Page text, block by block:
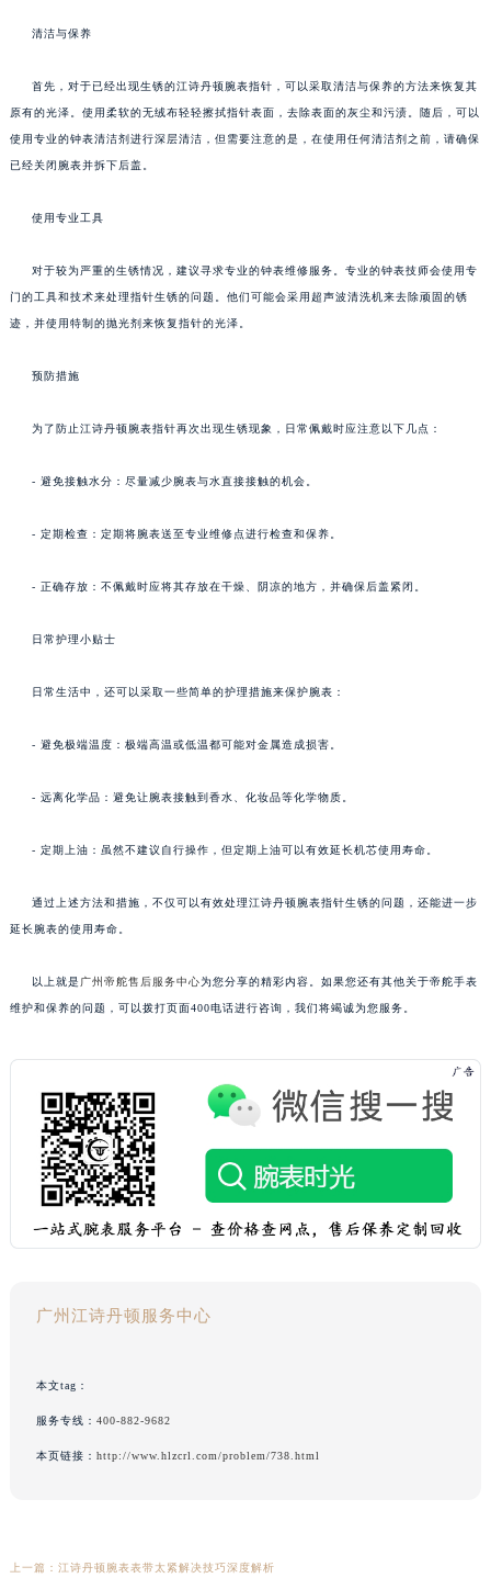
清洁与保养
首先，对于已经出现生锈的江诗丹顿腕表指针，可以采取清洁与保养的方法来恢复其
原有的光泽。使用柔软的无绒布轻轻擦拭指针表面，去除表面的灰尘和污渍。随后，可以
使用专业的钟表清洁剂进行深层清洁，但需要注意的是，在使用任何清洁剂之前，请确保
已经关闭腕表并拆下后盖。
使用专业工具
对于较为严重的生锈情况，建议寻求专业的钟表维修服务。专业的钟表技师会使用专
门的工具和技术来处理指针生锈的问题。他们可能会采用超声波清洗机来去除顽固的锈
迹，并使用特制的抛光剂来恢复指针的光泽。
预防措施
为了防止江诗丹顿腕表指针再次出现生锈现象，日常佩戴时应注意以下几点：
- 避免接触水分：尽量减少腕表与水直接接触的机会。
- 定期检查：定期将腕表送至专业维修点进行检查和保养。
- 正确存放：不佩戴时应将其存放在干燥、阴凉的地方，并确保后盖紧闭。
日常护理小贴士
日常生活中，还可以采取一些简单的护理措施来保护腕表：
- 避免极端温度：极端高温或低温都可能对金属造成损害。
- 远离化学品：避免让腕表接触到香水、化妆品等化学物质。
- 定期上油：虽然不建议自行操作，但定期上油可以有效延长机芯使用寿命。
通过上述方法和措施，不仅可以有效处理江诗丹顿腕表指针生锈的问题，还能进一步
延长腕表的使用寿命。
以上就是 广州帝舵售后服务中心为您分享的精彩内容。如果您还有其他关于帝舵手表
维护和保养的问题，可以拨打页面400电话进行咨询，我们将竭诚为您服务。
广州江诗丹顿服务中心
本文tag：
服务专线： 400-882-9682
本页链接： http://www.hlzcrl.com/problem/738.html
上一篇： 江诗丹顿腕表表带太紧解决技巧深度解析